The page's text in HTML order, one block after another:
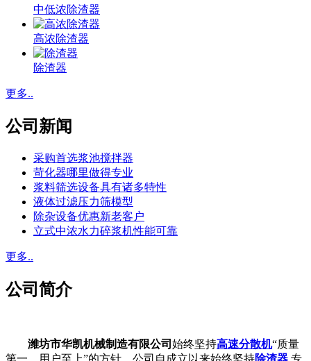
中低浓除渣器
高浓除渣器
除渣器
更多..
公司新闻
采购首选浆池搅拌器
苛化器哪里做得专业
浆料筛选设备具有诸多特性
液体过滤压力筛模型
除杂设备优惠新老客户
立式中浓水力碎浆机性能可靠
更多..
公司简介
潍坊市华凯机械制造有限公司 始终坚持高速分散机“质量